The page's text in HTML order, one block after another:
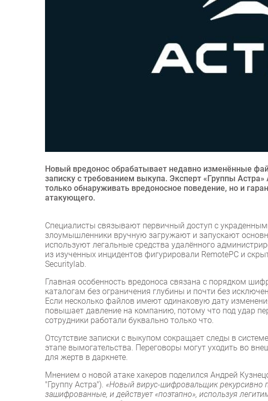
Новый вредонос обрабатывает недавно изменённые
записку с требованием выкупа. Эксперт «Группы
только обнаруживать вредоносное поведение, но и
атакующего.
Специалисты связывают первичный доступ с
злоумышленники вручную загружают и запускают
используют легальные средства удалённого
из изученных инцидентов фигурировали RemotePC и
Securitylab.
Главная особенность вредоноса связана с порядком
каталогам без ограничения глубины и почти без
Если несколько файлов имеют одинаковую дату
повышает давление на компанию, потому что под удар
сотрудники работали буквально только что.
Отсутствие записки с выкупом сокращает следы в
этапе вымогательства. Переговоры могут уходить во
для жертв в даркнете.
Мнением о новой атаке хакеров поделился Андрей
"Группу Астра"). «Новый вирус-шифровальщик рекурсивно
зашифрованные, и действует «поэтапно», используя